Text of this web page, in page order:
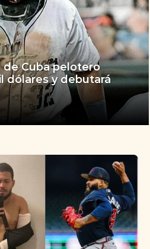
de Cuba pelotero
dólares y debutará